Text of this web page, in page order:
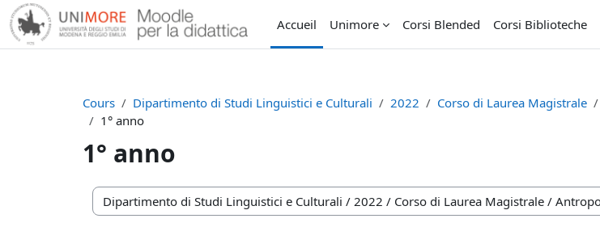
Passer au contenu principal
Accueil
Unimore Corsi Blended Corsi Biblioteche
Cours Dipartimento di Studi Linguistici e Culturali 2022 Corso di Laurea Magistrale
1° anno
1° anno
Catégories de cours